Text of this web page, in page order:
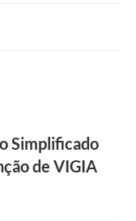
Simplificado
de VIGIA